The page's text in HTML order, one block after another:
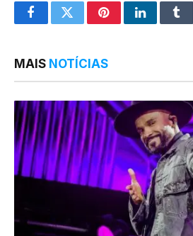
FacebookTwitterPinterestLinkedIn
MAIS NOTÍCIAS